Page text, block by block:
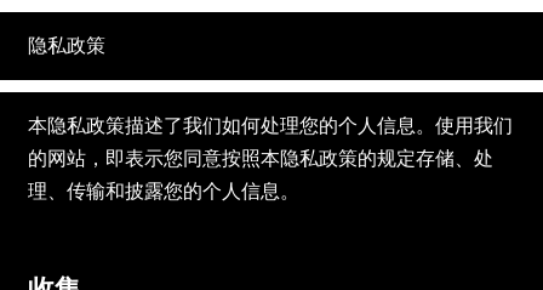
隐私政策
本隐私政策描述了我们如何处理您的个人信息。使用我们
的网站，即表示您同意按照本隐私政策的规定存储、处
理、传输和披露您的个人信息。